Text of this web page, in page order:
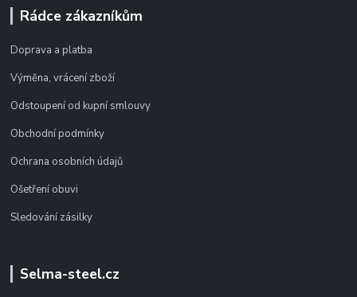
Rádce zákazníkům
Doprava a platba
Výměna, vrácení zboží
Odstoupení od kupní smlouvy
Obchodní podmínky
Ochrana osobních údajů
Ošetření obuvi
Sledování zásilky
Selma-steel.cz